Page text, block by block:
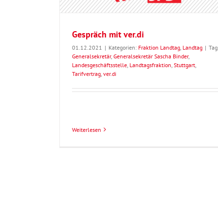
Gespräch mit ver.di
01.12.2021 | Kategorien: Fraktion Landtag Landtag |
Generalsekretär, Generalsekretär Sascha Binder,
Landesgeschäftsstelle Landtagsfraktion Stuttgart
Tarifvertrag ver.di
Weiterlesen